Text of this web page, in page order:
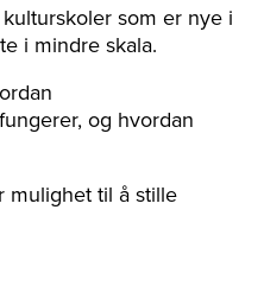
som er nye i
i mindre skala.
og hvordan
mulighet til å stille